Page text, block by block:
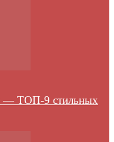
— ТОП-9 стильных